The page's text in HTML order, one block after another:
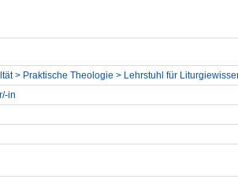
> Praktische Theologie > Lehrstuhl für
in